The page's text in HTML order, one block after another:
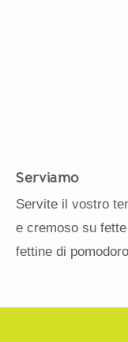
Serviamo
Servite il vostro
e cremoso su
fettine di